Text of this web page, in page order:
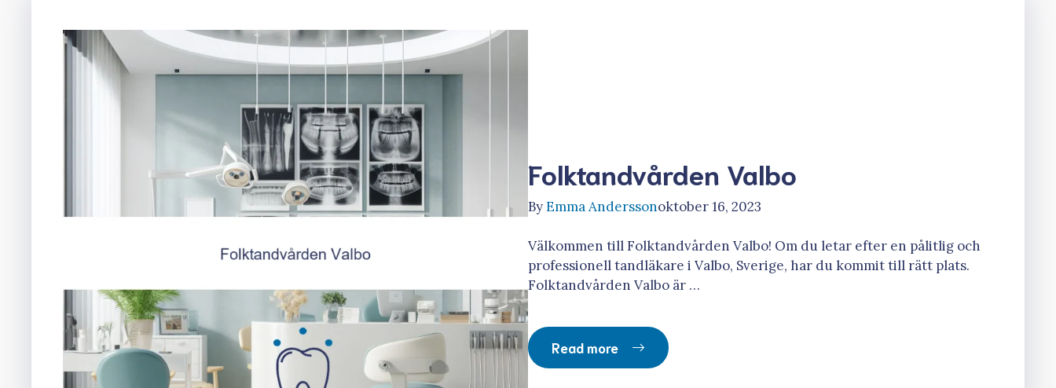
Folktandvården Valbo
ByEmma Anderssonoktober 16, 2023
Välkommen till Folktandvården Valbo! Om du letar efter en pålitlig och
professionell tandläkare i Valbo, Sverige, har du kommit till rätt plats.
Folktandvården Valbo är …
Read more